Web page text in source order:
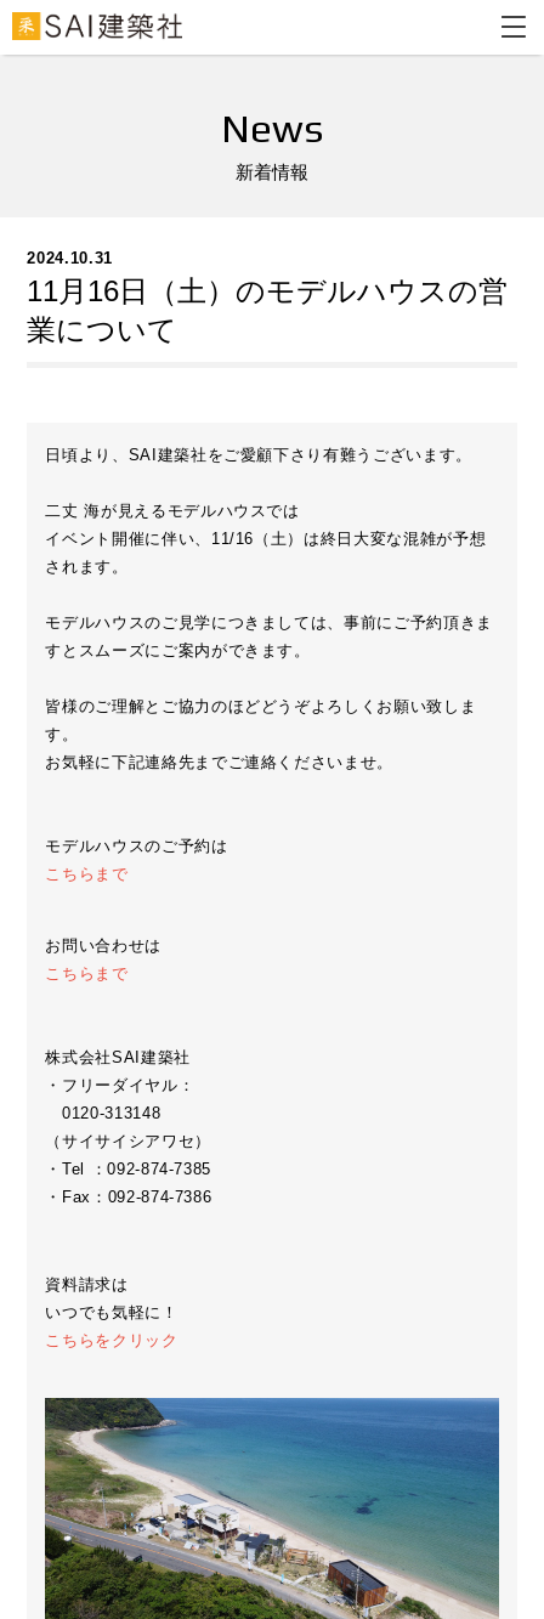
News
新着情報
2024.10.31
11月16日（土）のモデルハウスの営
業について
日頃より、SAI建築社をご愛顧下さり有難うございます。
二丈 海が見えるモデルハウスでは
イベント開催に伴い、11/16（土）は終日大変な混雑が予想
されます。
モデルハウスのご見学につきましては、事前にご予約頂きま
すとスムーズにご案内ができます。
皆様のご理解とご協力のほどどうぞよろしくお願い致しま
す。
お気軽に下記連絡先までご連絡くださいませ。
モデルハウスのご予約は
こちらまで
お問い合わせは
こちらまで
株式会社SAI建築社
・フリーダイヤル：
0120-313148
（サイサイシアワセ）
・Tel ：092-874-7385
・Fax：092-874-7386
資料請求は
いつでも気軽に！
こちらをクリック